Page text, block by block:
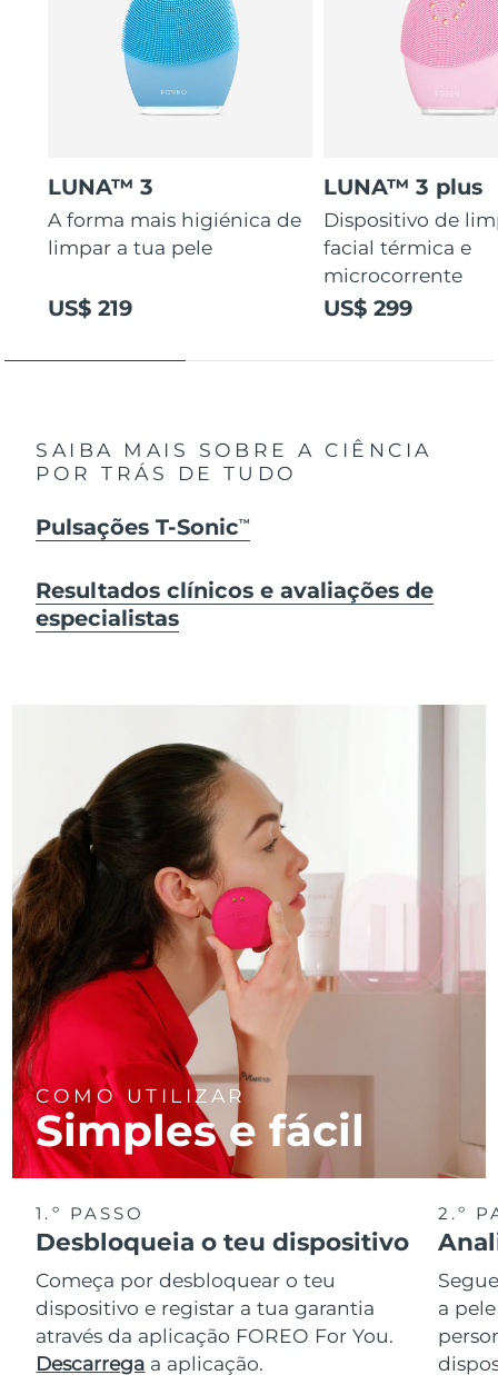
LUNA™ 3
A forma mais higiénica de
limpar a tua pele
US$ 219
LUNA™ 3 plus
Dispositivo de
facial térmica e
microcorrente
US$ 299
SAIBA MAIS SOBRE A CIÊNCIA
POR TRÁS DE TUDO
Pulsações T-SonicTM
Resultados clínicos e avaliações de
especialistas
COMO UTILIZAR
Simples e fácil
1.º PASSO
Desbloqueia o teu dispositivo
Começa por desbloquear o teu
dispositivo e registar a tua garantia
através da aplicação FOREO For You.
Descarrega a aplicação.
2.º
a